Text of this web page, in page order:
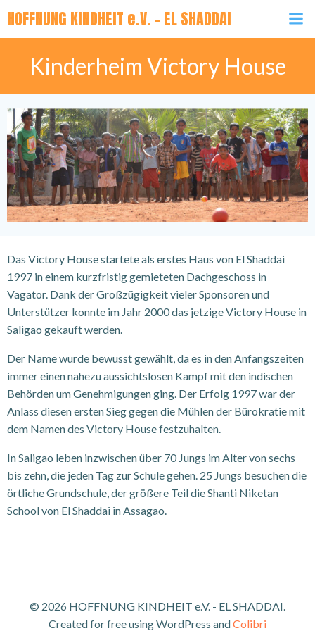
Inhalt
springen
HOFFNUNG KINDHEIT e.V. - EL SHADDAI
Kinderheim Victory House
Das Victory House startete als erstes Haus von El Shaddai
1997 in einem kurzfristig gemieteten Dachgeschoss in
Vagator. Dank der Großzügigkeit vieler Sponsoren und
Unterstützer konnte im Jahr 2000 das jetzige Victory House in
Saligao gekauft werden.
Der Name wurde bewusst gewählt, da es in den Anfangszeiten
immer einen nahezu aussichtslosen Kampf mit den indischen
Behörden um Genehmigungen ging. Der Erfolg 1997 war der
Anlass diesen ersten Sieg gegen die Mühlen der Bürokratie mit
dem Namen des Victory House festzuhalten.
In Saligao leben inzwischen über 70 Jungs im Alter von sechs
bis zehn, die jeden Tag zur Schule gehen. 25 Jungs besuchen die
örtliche Grundschule, der größere Teil die Shanti Niketan
School von El Shaddai in Assagao.
© 2026 HOFFNUNG KINDHEIT e.V. - EL SHADDAI.
Created for free using WordPress andColibri